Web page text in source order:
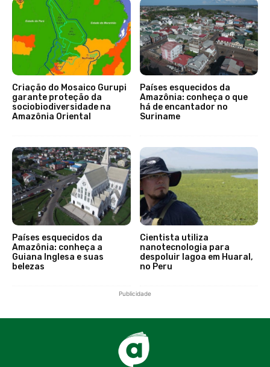
Criação do Mosaico Gurupi
garante proteção da
sociobiodiversidade na
Amazônia Oriental
Países esquecidos da
Amazônia: conheça o que
há de encantador no
Suriname
Países esquecidos da
Amazônia: conheça a
Guiana Inglesa e suas
belezas
Cientista utiliza
nanotecnologia para
despoluir lagoa em Huaral,
no Peru
Publicidade